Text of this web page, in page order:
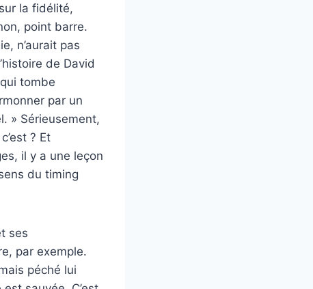
la fidélité,
point barre.
n’aurait pas
de David
tombe
par un
» Sérieusement,
? Et
il y a une leçon
du timing
ses
par exemple.
péché lui